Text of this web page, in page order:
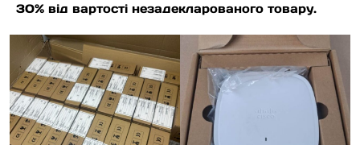
30% від вартості незадекларованого товару.